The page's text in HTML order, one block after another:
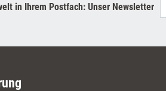
in Ihrem Postfach: Unser Newsletter